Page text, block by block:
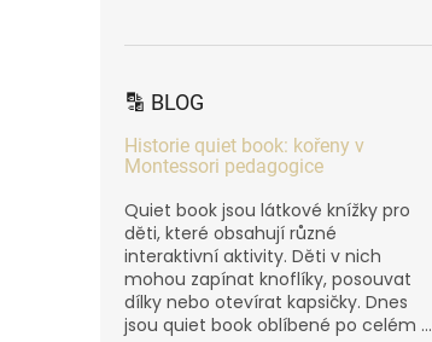
🔡 BLOG
Historie quiet book: kořeny v
Montessori pedagogice
Quiet book jsou látkové knížky pro
děti, které obsahují různé
interaktivní aktivity. Děti v nich
mohou zapínat knoflíky, posouvat
dílky nebo otevírat kapsičky. Dnes
jsou quiet book oblíbené po celém ...